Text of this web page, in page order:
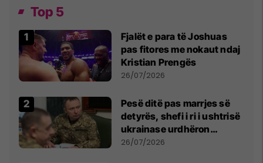
Top 5
Fjalët e para të Joshuas
pas fitores me nokaut ndaj
Kristian Prengës
26/07/2026
Pesë ditë pas marrjes së
detyrës, shefi i ri i ushtrisë
ukrainase urdhëron
kontroll të madh
26/07/2026